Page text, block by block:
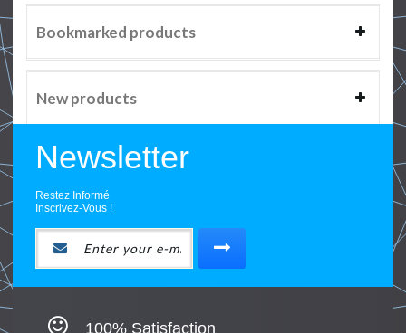
Bookmarked products
New products
Newsletter
Restez Informé
Inscrivez-Vous !
100% Satisfaction